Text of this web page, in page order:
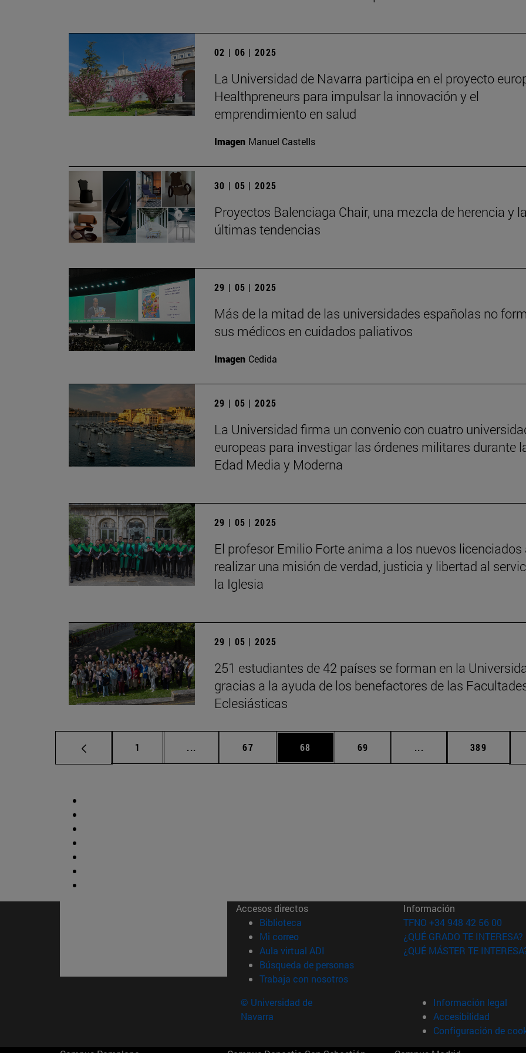
02 | 06 | 2025
La Universidad de Navarra participa en el proyecto
Healthpreneurs para impulsar la innovación y el
emprendimiento en salud
Imagen Manuel Castells
30 | 05 | 2025
Proyectos Balenciaga Chair, una mezcla de herencia y
últimas tendencias
29 | 05 | 2025
Más de la mitad de las universidades españolas no
sus médicos en cuidados paliativos
Imagen Cedida
29 | 05 | 2025
La Universidad firma un convenio con cuatro
europeas para investigar las órdenes militares durante
Edad Media y Moderna
29 | 05 | 2025
El profesor Emilio Forte anima a los nuevos licenciados
realizar una misión de verdad, justicia y libertad al
la Iglesia
29 | 05 | 2025
251 estudiantes de 42 países se forman en la
gracias a la ayuda de los benefactores de las
Eclesiásticas
Página
1 ... Páginas intermedias Use TAB para desplazarse.
Página
67 Página
68 Página
69 ... Páginas intermedias
Página
389
Accesos directos
Biblioteca (abre en nueva ventana)
Mi correo(abre en nueva ventana)
Aula virtual ADI (abre en nueva ventana)
Búsqueda de personas(abre en nueva ventana)
Trabaja con nosotros(abre en nueva ventana)
Información
TFNO +34 948 42 56 00
¿QUÉ GRADO TE INTERESA?
¿QUÉ MÁSTER TE
© Universidad de
Navarra
Información legal
Accesibilidad
Configuración de